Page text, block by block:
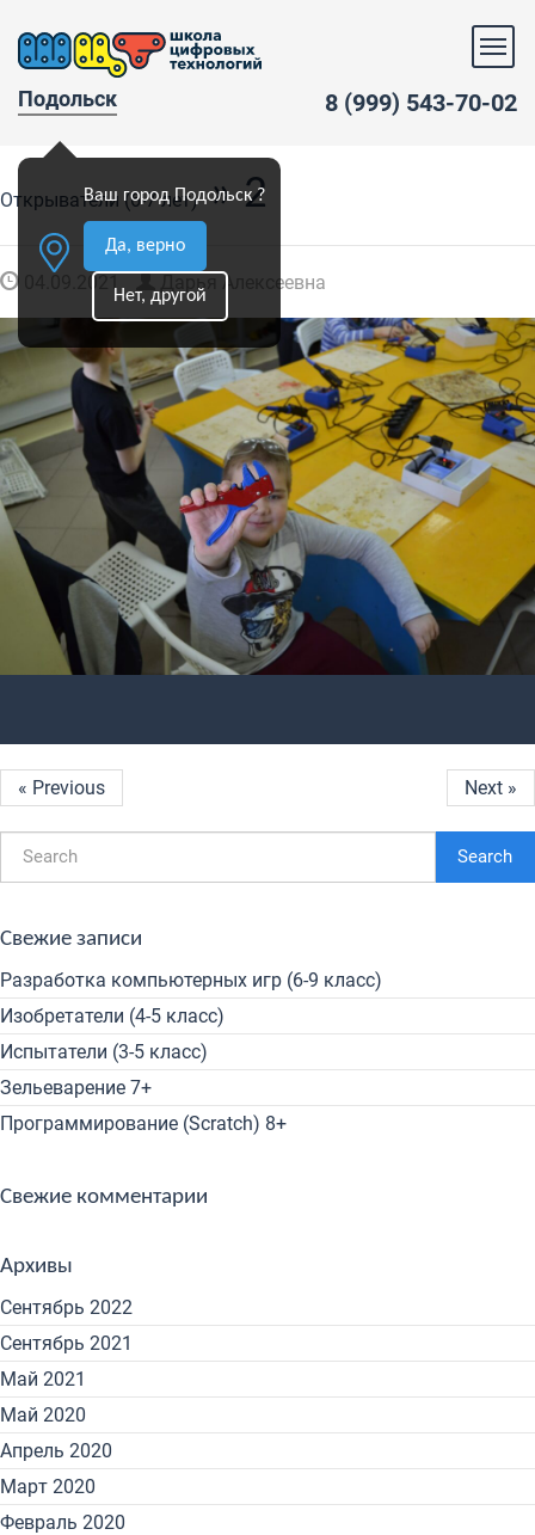
Подольск
Ваш город Подольск ?
Да, верно
Нет, другой
8 (999) 543-70-02
Открыватели (6-7 лет)» 2
04.09.2021 Дарья Алексеевна
« Previous Next »
Search
Свежие записи
Разработка компьютерных игр (6-9 класс)
Изобретатели (4-5 класс)
Испытатели (3-5 класс)
Зельеварение 7+
Программирование (Scratch) 8+
Свежие комментарии
Архивы
Сентябрь 2022
Сентябрь 2021
Май 2021
Май 2020
Апрель 2020
Март 2020
Февраль 2020